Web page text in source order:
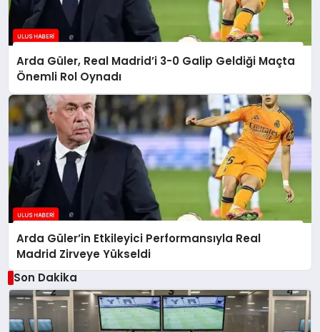
Arda Güler, Real Madrid’i 3-0 Galip Geldiği Maçta
Önemli Rol Oynadı
Arda Güler’in Etkileyici Performansıyla Real
Madrid Zirveye Yükseldi
Son Dakika